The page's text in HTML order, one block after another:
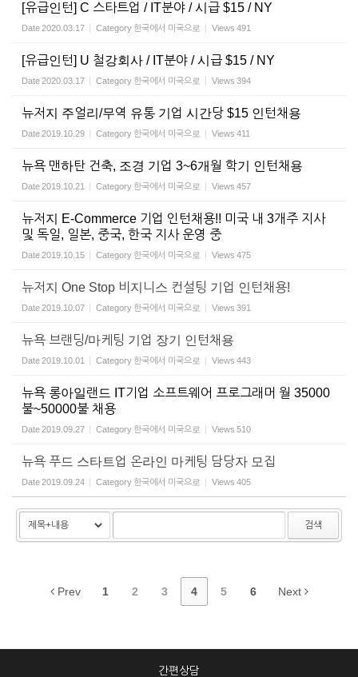
[유급인턴] C 스타트업 / IT분야 / 시급 $15 / NY
Date2020.03.17 Category 한국에서 미국으로 Views 491
[유급인턴] U 철강회사 / IT분야 / 시급 $15 / NY
Date2020.03.17 Category 한국에서 미국으로 Views 394
뉴저지 주얼리/무역 유통 기업 시간당 $15 인턴채용
Date2019.10.29 Category 한국에서 미국으로 Views 411
뉴욕 맨하탄 건축, 조경 기업 3~6개월 학기 인턴채용
Date2019.10.21 Category 한국에서 미국으로 Views 457
뉴저지 E-Commerce 기업 인턴채용!! 미국 내 3개주 지사
및 독일, 일본, 중국, 한국 지사 운영 중
Date2019.10.15 Category 한국에서 미국으로 Views 475
뉴저지 One Stop 비지니스 컨설팅 기업 인턴채용!
Date2019.10.07 Category 한국에서 미국으로 Views 391
뉴욕 브랜딩/마케팅 기업 장기 인턴채용
Date2019.10.01 Category 한국에서 미국으로 Views 443
뉴욕 롱아일랜드 IT기업 소프트웨어 프로그래머 월 35000
불~50000불 채용
Date2019.09.27 Category 한국에서 미국으로 Views 510
뉴욕 푸드 스타트업 온라인 마케팅 담당자 모집
Date2019.09.24 Category 한국에서 미국으로 Views 405
검색
Prev 1 2 3 4 5 6 Next
간편상담